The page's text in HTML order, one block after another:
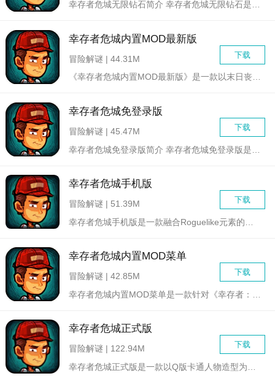
幸存者危城无限钻石简介 幸存者危城无限钻石是一款横版肉...
幸存者危城内置MOD最新版
下载
冒险解谜 | 44.31M
《幸存者危城内置MOD最新版》是一款以末日丧尸危机为背景的生...
幸存者危城免登录版
下载
冒险解谜 | 45.47M
幸存者危城手机版
下载
冒险解谜 | 51.39M
幸存者危城内置MOD菜单
下载
冒险解谜 | 42.85M
幸存者危城正式版
下载
冒险解谜 | 122.94M